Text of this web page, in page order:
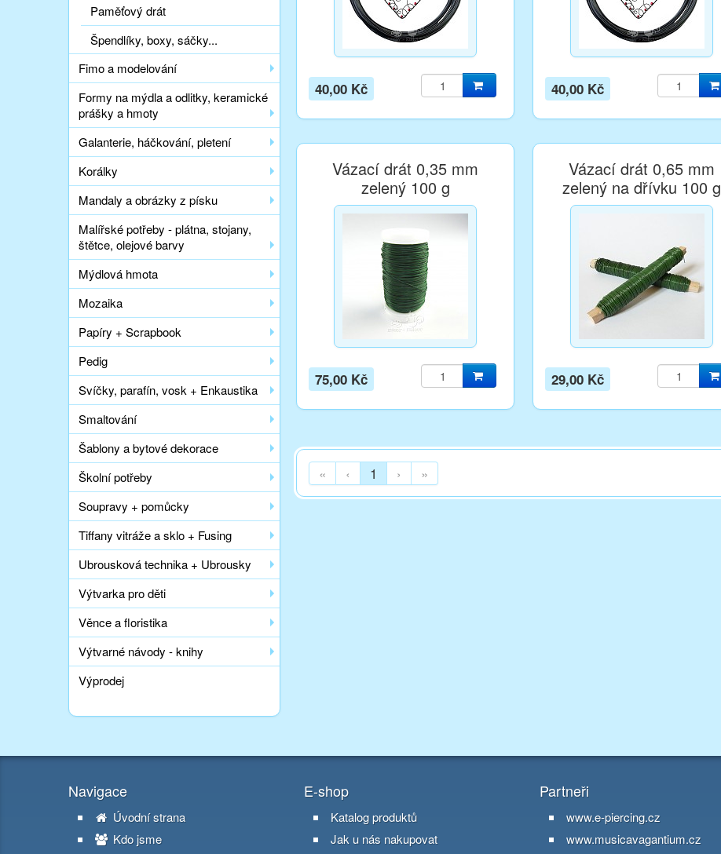
Paměťový drát
Špendlíky, boxy, sáčky...
Fimo a modelování
Formy na mýdla a odlitky, keramické
prášky a hmoty
Galanterie, háčkování, pletení
Korálky
Mandaly a obrázky z písku
Malířské potřeby - plátna, stojany,
štětce, olejové barvy
Mýdlová hmota
Mozaika
Papíry + Scrapbook
Pedig
Svíčky, parafín, vosk + Enkaustika
Smaltování
Šablony a bytové dekorace
Školní potřeby
Soupravy + pomůcky
Tiffany vitráže a sklo + Fusing
Ubrousková technika + Ubrousky
Výtvarka pro děti
Věnce a floristika
Výtvarné návody - knihy
Výprodej
40,00 Kč 40,00 Kč
Vázací drát 0,35 mm
zelený 100 g
75,00 Kč
Vázací drát 0,65 mm
zelený na dřívku 100 g
29,00 Kč
« ‹ 1 › »
Navigace
Úvodní strana
Kdo jsme
E-shop
Katalog produktů
Jak u nás nakupovat
Partneři
www.e-piercing.cz
www.musicavagantium.cz